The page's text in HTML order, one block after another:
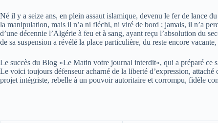
Né il y a seize ans, en plein assaut islamique, devenu le fer de lance
la manipulation, mais il n’a ni fléchi, ni viré de bord ; jamais, il n’a
d’une décennie l’Algérie à feu et à sang, ayant reçu l’absolution du
de sa suspension a révélé la place particulière, du reste encore
Le succès du Blog «Le Matin votre journal interdit», qui a préparé ce
Le voici toujours défenseur acharné de la liberté d’expression,
projet intégriste, rebelle à un pouvoir autoritaire et corrompu, fidèle